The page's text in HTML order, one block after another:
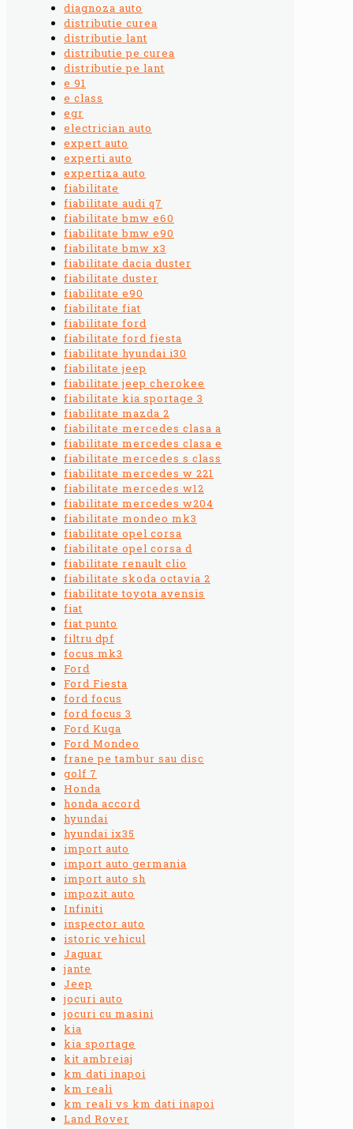
diagnoza auto
distributie curea
distributie lant
distributie pe curea
distributie pe lant
e 91
e class
egr
electrician auto
expert auto
experti auto
expertiza auto
fiabilitate
fiabilitate audi q7
fiabilitate bmw e60
fiabilitate bmw e90
fiabilitate bmw x3
fiabilitate dacia duster
fiabilitate duster
fiabilitate e90
fiabilitate fiat
fiabilitate ford
fiabilitate ford fiesta
fiabilitate hyundai i30
fiabilitate jeep
fiabilitate jeep cherokee
fiabilitate kia sportage 3
fiabilitate mazda 2
fiabilitate mercedes clasa a
fiabilitate mercedes clasa e
fiabilitate mercedes s class
fiabilitate mercedes w 221
fiabilitate mercedes w12
fiabilitate mercedes w204
fiabilitate mondeo mk3
fiabilitate opel corsa
fiabilitate opel corsa d
fiabilitate renault clio
fiabilitate skoda octavia 2
fiabilitate toyota avensis
fiat
fiat punto
filtru dpf
focus mk3
Ford
Ford Fiesta
ford focus
ford focus 3
Ford Kuga
Ford Mondeo
frane pe tambur sau disc
golf 7
Honda
honda accord
hyundai
hyundai ix35
import auto
import auto germania
import auto sh
impozit auto
Infiniti
inspector auto
istoric vehicul
Jaguar
jante
Jeep
jocuri auto
jocuri cu masini
kia
kia sportage
kit ambreiaj
km dati inapoi
km reali
km reali vs km dati inapoi
Land Rover